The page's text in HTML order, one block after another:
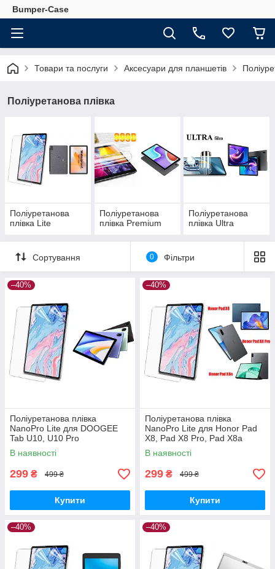
Bumper-Case
Товари та послуги Аксесуари для планшетів
Поліуретанова плівка
Поліуретанова
плівка Lite
Поліуретанова
плівка Premium
Поліуретанова
плівка Ultra
Сортування 0 Фільтри
–40%
Поліуретанова плівка
NanoPro Lite для DOOGEE
Tab U10, U10 Pro
В наявності
299 ₴ 499 ₴
Купити
–40%
Поліуретанова плівка
NanoPro Lite для Honor Pad
X8, Pad X8 Pro, Pad X8a
В наявності
299 ₴ 499 ₴
Купити
–40% –40%